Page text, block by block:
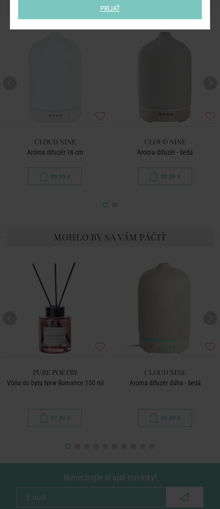
ĎALŠIE PRODUKTY ZO SÉRIE
CLOUD NINE
Aróma difuzér 16 cm
39,99 €
CLOUD NINE
Aroma difuzér - šedá
39,99 €
MOHLO BY SA VÁM PÁČIŤ
PURE POETRY
Vôňa do bytu New Romance 150 ml
17,99 €
CLOUD NINE
Aroma difuzér dúha - šedá
39,99 €
Nenechajte si ujsť novinky!
PRIJAŤ